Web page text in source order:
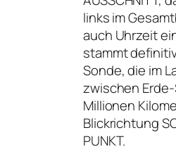
links im
auch Uhrzeit
stammt
Sonde, die im
zwischen Erde-
Millionen
Blickrichtung
PUNKT.